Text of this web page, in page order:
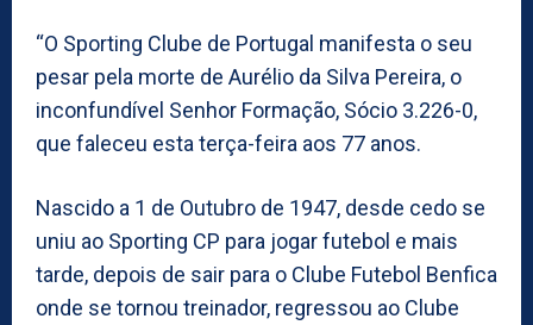
“O Sporting Clube de Portugal manifesta o seu
pesar pela morte de Aurélio da Silva Pereira, o
inconfundível Senhor Formação, Sócio 3.226-0,
que faleceu esta terça-feira aos 77 anos.
Nascido a 1 de Outubro de 1947, desde cedo se
uniu ao Sporting CP para jogar futebol e mais
tarde, depois de sair para o Clube Futebol Benfica
onde se tornou treinador, regressou ao Clube